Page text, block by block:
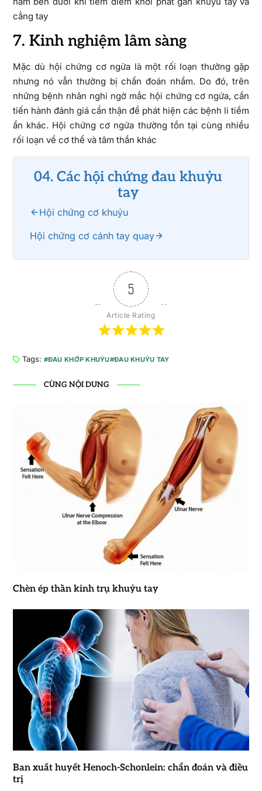
cẳng tay
7. Kinh nghiệm lâm sàng
Mặc dù hội chứng cơ ngửa là một rối loạn thường gặp
nhưng nó vẫn thường bị chẩn đoán nhầm. Do đó, trên
những bệnh nhân nghi ngờ mắc hội chứng cơ ngửa, cần
tiến hành đánh giá cẩn thận để phát hiện các bệnh li tiềm
ẩn khác. Hội chứng cơ ngửa thường tồn tại cùng nhiều
rối loạn về cơ thể và tâm thần khác
04. Các hội chứng đau khuỷu
tay
Hội chứng cơ khuỷu
Hội chứng cơ cánh tay quay
5
Article Rating
Tags: ĐAU KHỚP KHUỶU ĐAU KHUỶU TAY
CÙNG NỘI DUNG
Chèn ép thần kinh trụ khuỷu tay
Ban xuất huyết Henoch-Schonlein: chẩn đoán và điều
trị